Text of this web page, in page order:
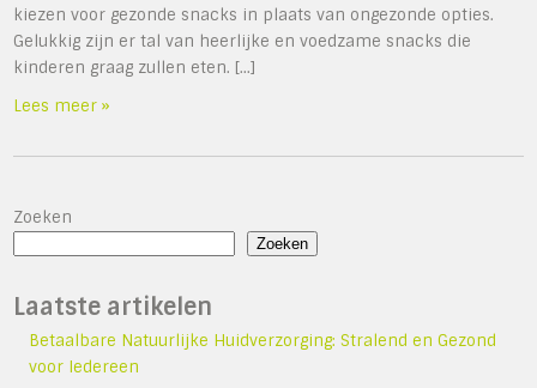
kiezen voor gezonde snacks in plaats van ongezonde opties.
Gelukkig zijn er tal van heerlijke en voedzame snacks die
kinderen graag zullen eten. […]
Lees meer »
Zoeken
Zoeken
Laatste artikelen
Betaalbare Natuurlijke Huidverzorging: Stralend en Gezond
voor Iedereen